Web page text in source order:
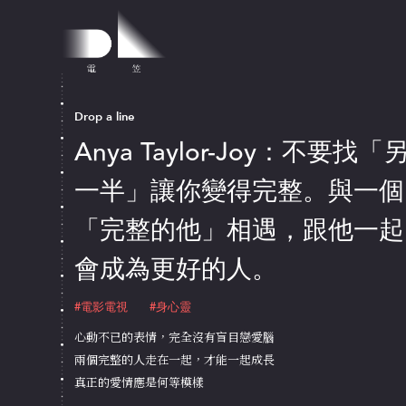
Drop a line
Anya Taylor-Joy：不要找「
一半」讓你變得完整。與一個
「完整的他」相遇，跟他一起
會成為更好的人。
#電影電視 #身心靈
心動不已的表情，完全沒有盲目戀愛腦
兩個完整的人走在一起，才能一起成長
真正的愛情應是何等模樣